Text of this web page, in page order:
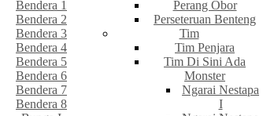
Bendera 1
Bendera 2
Bendera 3
Bendera 4
Bendera 5
Bendera 6
Bendera 7
Bendera 8
Perang Obor
Perseteruan Benteng
Tim
Tim Penjara
Tim Di Sini Ada
Monster
Ngarai Nestapa
I